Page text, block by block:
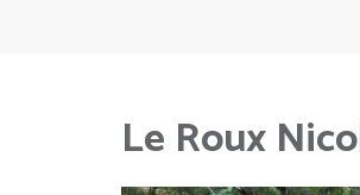
Le Roux